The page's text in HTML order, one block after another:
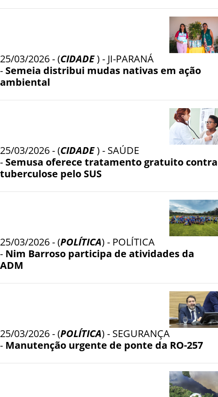
25/03/2026 - (CIDADE) - JI-PARANÁ
- Semeia distribui mudas nativas em ação
ambiental
25/03/2026 - (CIDADE) - SAÚDE
- Semusa oferece tratamento gratuito contra
tuberculose pelo SUS
25/03/2026 - (POLÍTICA) - POLÍTICA
- Nim Barroso participa de atividades da
ADM
25/03/2026 - (POLÍTICA) - SEGURANÇA
- Manutenção urgente de ponte da RO-257